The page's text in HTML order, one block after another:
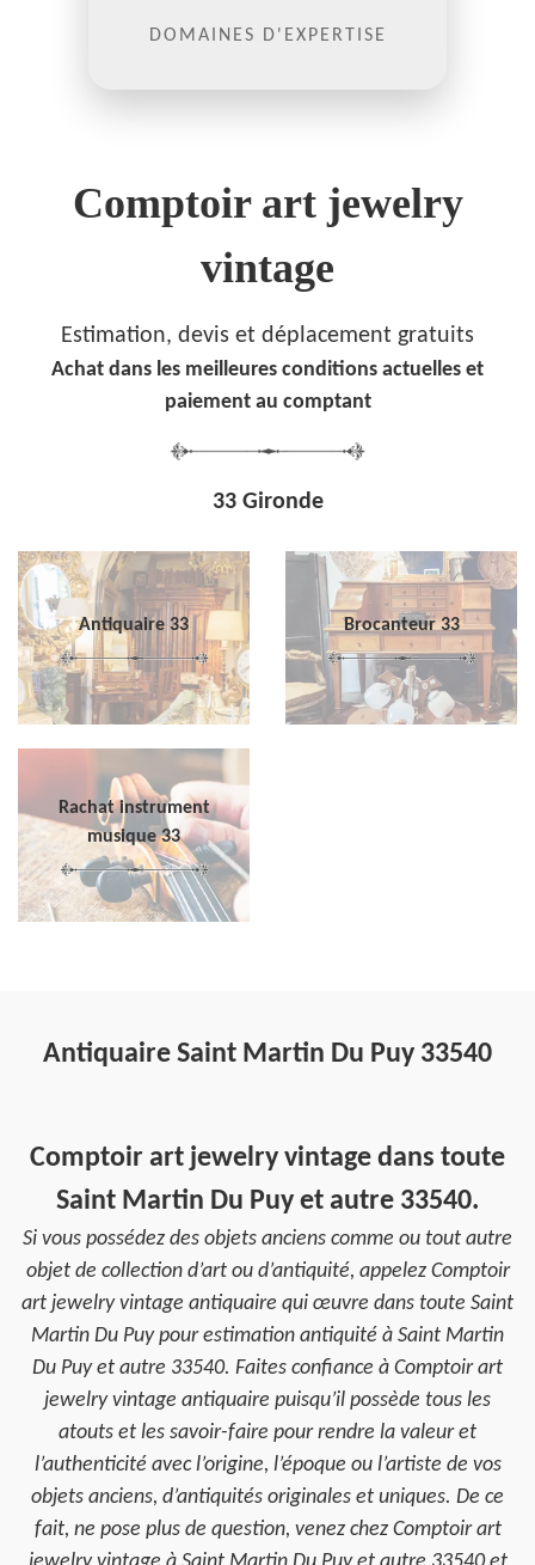
DOMAINES D'EXPERTISE
Comptoir art jewelry
vintage
Estimation, devis et déplacement gratuits
Achat dans les meilleures conditions actuelles et
paiement au comptant
33 Gironde
Antiquaire 33 Brocanteur 33
Rachat instrument
musique 33
Antiquaire Saint Martin Du Puy 33540
Comptoir art jewelry vintage dans toute
Saint Martin Du Puy et autre 33540.
Si vous possédez des objets anciens comme ou tout autre
objet de collection d’art ou d’antiquité, appelez Comptoir
art jewelry vintage antiquaire qui œuvre dans toute Saint
Martin Du Puy pour estimation antiquité à Saint Martin
Du Puy et autre 33540. Faites confiance à Comptoir art
jewelry vintage antiquaire puisqu’il possède tous les
atouts et les savoir-faire pour rendre la valeur et
l’authenticité avec l’origine, l’époque ou l’artiste de vos
objets anciens, d’antiquités originales et uniques. De ce
fait, ne pose plus de question, venez chez Comptoir art